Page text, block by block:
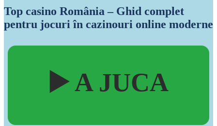
Top casino România – Ghid complet
pentru jocuri în cazinouri online moderne
▶️ A JUCA